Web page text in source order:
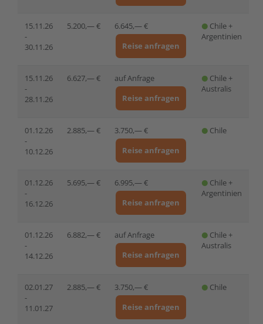
15.11.26
-
30.11.26
5.200,— €
6.645,— €
Reise anfragen
Chile +
Argentinien
15.11.26
-
28.11.26
6.627,— €
auf Anfrage
Reise anfragen
Chile +
Australis
01.12.26
-
10.12.26
2.885,— €
3.750,— €
Reise anfragen
Chile
01.12.26
-
16.12.26
5.695,— €
6.995,— €
Reise anfragen
Chile +
Argentinien
01.12.26
-
14.12.26
6.882,— €
auf Anfrage
Reise anfragen
Chile +
Australis
02.01.27
-
11.01.27
2.885,— €
3.750,— €
Reise anfragen
Chile